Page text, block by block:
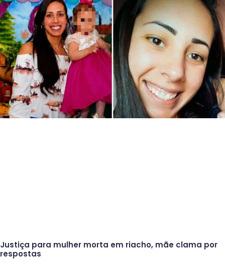
Justiça para mulher morta em riacho, mãe clama por
respostas